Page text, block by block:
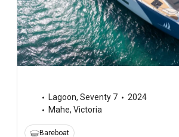
Lagoon, Seventy 7
2024
Mahe, Victoria
Bareboat